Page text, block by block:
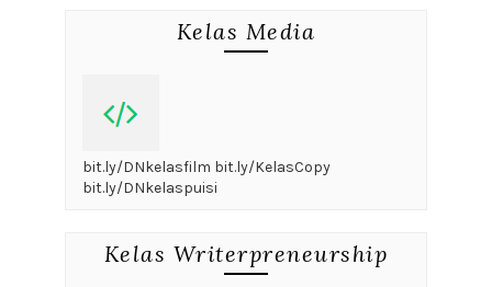
Kelas Media
bit.ly/DNkelasfilm bit.ly/KelasCopy
bit.ly/DNkelaspuisi
Kelas Writerpreneurship